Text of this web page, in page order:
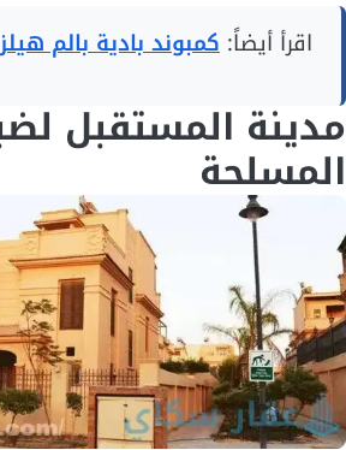
اقرأ أيضاً: كمبوند بادية بالم هيلز
مدينة المستقبل
المسلحة